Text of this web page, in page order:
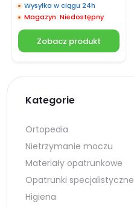
Wysyłka w ciągu 24h
Magazyn: Niedostępny
Zobacz produkt
Kategorie
Ortopedia
Nietrzymanie moczu
Materiały opatrunkowe
Opatrunki specjalistyczne
Higiena